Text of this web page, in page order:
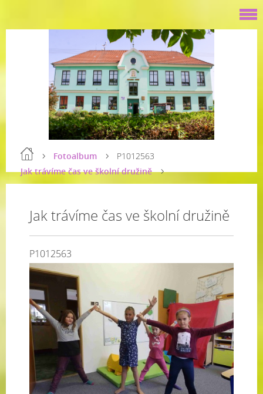
Fotoalbum
Jak trávíme čas ve školní družině
P1012563
Jak trávíme čas ve školní družině
P1012563